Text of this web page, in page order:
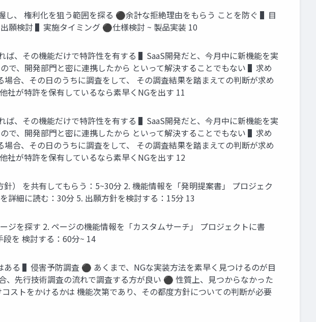
、 権利化を狙う範囲を探る ⚫余計な拒絶理由をもらう ことを防ぐ ▌目
願検討 ▌実施タイミング ⚫仕様検討 ~ 製品実装 10
、その機能だけで特許性を有する ▌SaaS開発だと、今月中に新機能を実
で、開発部門と密に連携したから といって解決することでもない ▌求め
合、その日のうちに調査をして、 その調査結果を踏まえての判断が求め
が特許を保有しているなら素早くNGを出す 11
、その機能だけで特許性を有する ▌SaaS開発だと、今月中に新機能を実
で、開発部門と密に連携したから といって解決することでもない ▌求め
合、その日のうちに調査をして、 その調査結果を踏まえての判断が求め
社が特許を保有しているなら素早くNGを出す 12
） を共有してもらう：5~30分 2. 機能情報を「発明提案書」 プロジェク
詳細に読む：30分 5. 出願方針を検討する：15分 13
を探す 2. ページの機能情報を「カスタムサーチ」 プロジェクトに書
を 検討する：60分~ 14
る ▌侵害予防調査 ⚫ あくまで、NGな実装方法を素早く見つけるのが目
先行技術調査の流れで調査する方が良い ⚫ 性質上、見つからなかった
ストをかけるかは 機能次第であり、その都度方針についての判断が必要